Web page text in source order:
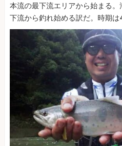
本流の最下流エリアから始まる。
下流から釣れ始める訳だ。時期は